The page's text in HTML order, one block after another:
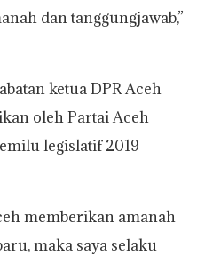
dan tanggungjawab,”
ketua DPR Aceh
oleh Partai Aceh
legislatif 2019
memberikan amanah
maka saya selaku